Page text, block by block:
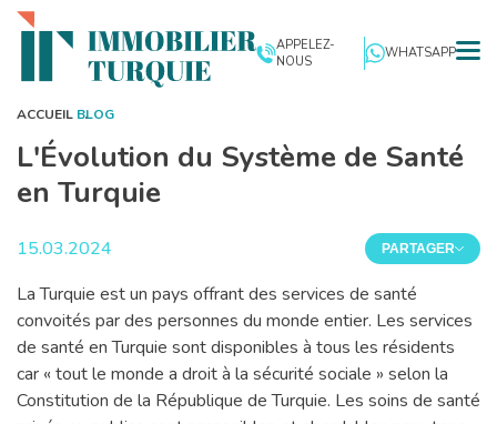
APPELEZ-
NOUS
WHATSAPP
ACCUEIL BLOG
L'Évolution du Système de Santé
en Turquie
15.03.2024 PARTAGER
La Turquie est un pays offrant des services de santé
convoités par des personnes du monde entier. Les services
de santé en Turquie sont disponibles à tous les résidents
car « tout le monde a droit à la sécurité sociale » selon la
Constitution de la République de Turquie. Les soins de santé